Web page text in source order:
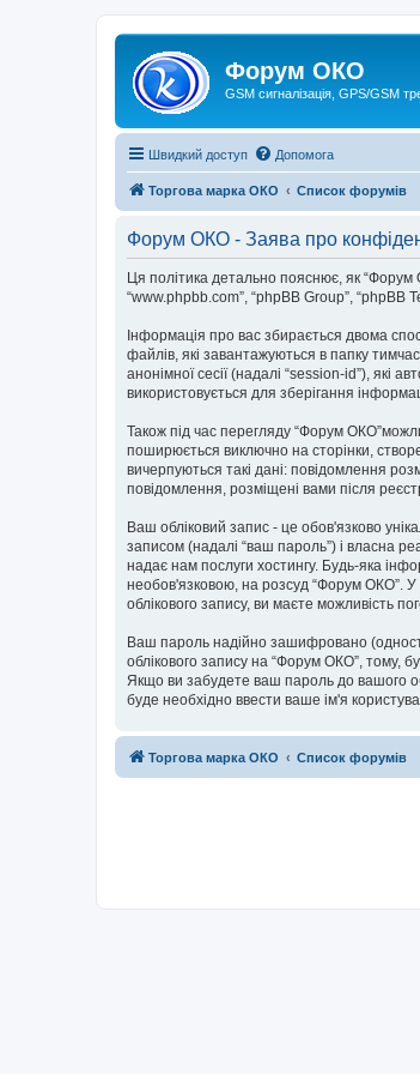
Форум ОКО
GSM сигналізація, GPS/GSM
Швидкий доступ Допомога
Торгова марка ОКО Список форумів
Форум ОКО - Заява про
Ця політика детально пояснює, як “Форум
“www.phpbb.com”, “phpBB Group”, “phpBB
Інформація про вас збирається двома
файлів, які завантажуються в папку
анонімної сесії (надалі “session-id”),
використовується для зберігання
Також під час перегляду “Форум
поширюється виключно на сторінки,
вичерпуються такі дані: повідомлення
повідомлення, розміщені вами після
Ваш обліковий запис - це обов'язково
записом (надалі “ваш пароль”) і власна
надає нам послуги хостингу. Будь-яка
необов'язковою, на розсуд “Форум ОКО”. У
облікового запису, ви маєте можливість
Ваш пароль надійно зашифровано
облікового запису на “Форум ОКО”, тому,
Якщо ви забудете ваш пароль до вашого
буде необхідно ввести ваше ім'я
Торгова марка ОКО Список форумів